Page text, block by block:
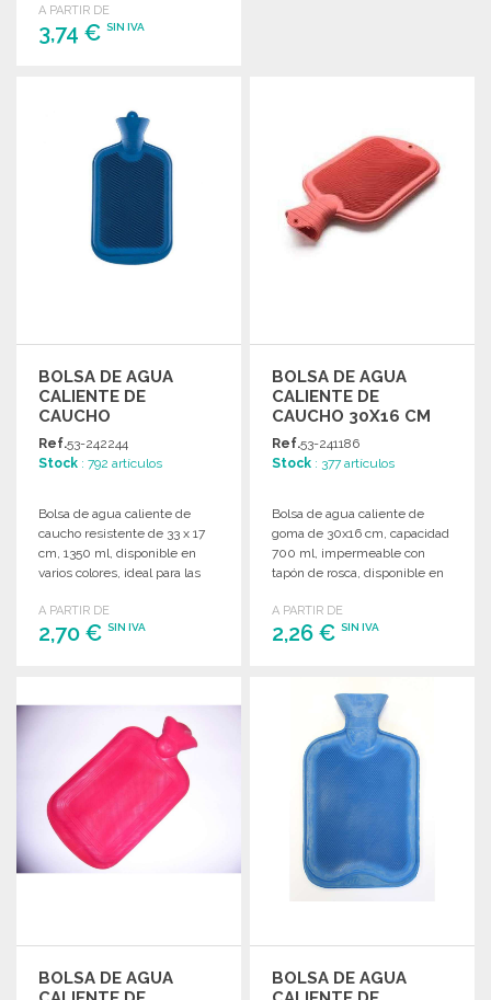
comodidad.
A PARTIR DE
3,74 € SIN IVA
Solicitar un presupuesto
BOLSA DE AGUA
CALIENTE DE
CAUCHO
IMPERMEABLE DE
COLORES
Ref.53-242244
Stock : 792 artículos
Bolsa de agua caliente de
caucho resistente de 33 x 17
cm, 1350 ml, disponible en
varios colores, ideal para las
A PARTIR DE
2,70 € SIN IVA
Solicitar un presupuesto
BOLSA DE AGUA
CALIENTE DE
CAUCHO 30X16 CM
700 ML
Ref.53-241186
Stock : 377 artículos
Bolsa de agua caliente de
goma de 30x16 cm, capacidad
700 ml, impermeable con
tapón de rosca, disponible en
invierno.
A PARTIR DE
2,26 €SIN IVA
Solicitar un presupuesto
BOLSA DE AGUA
BOLSA DE AGUA